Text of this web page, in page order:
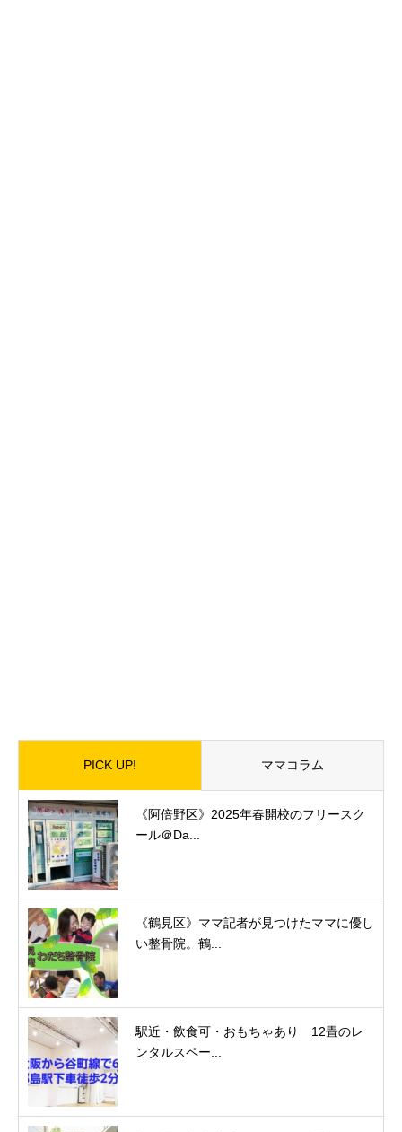
PICK UP! ママコラム
《阿倍野区》2025年春開校のフリースク
ール＠Da...
《鶴見区》ママ記者が見つけたママに優し
い整骨院。鶴...
駅近・飲食可・おもちゃあり 12畳のレ
ンタルスペー...